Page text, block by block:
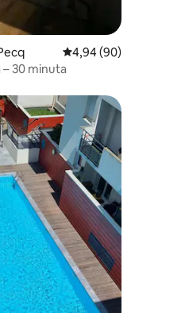
Prosječna ocjena:
4,94 (90)
– 30 minuta
44